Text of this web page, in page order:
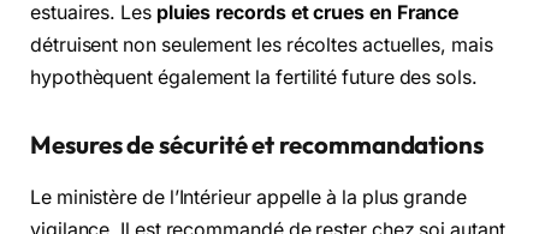
estuaires. Les pluies records et crues en France
détruisent non seulement les récoltes actuelles, mais
hypothèquent également la fertilité future des sols.
Mesures de sécurité et recommandations
Le ministère de l’Intérieur appelle à la plus grande